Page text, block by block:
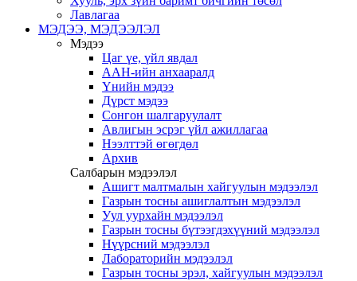
Лавлагаа
МЭДЭЭ, МЭДЭЭЛЭЛ
Мэдээ
Цаг үе, үйл явдал
ААН-ийн анхааралд
Үнийн мэдээ
Дүрст мэдээ
Сонгон шалгаруулалт
Авлигын эсрэг үйл ажиллагаа
Нээлттэй өгөгдөл
Архив
Салбарын мэдээлэл
Ашигт малтмалын хайгуулын мэдээлэл
Газрын тосны ашиглалтын мэдээлэл
Уул уурхайн мэдээлэл
Газрын тосны бүтээгдэхүүний мэдээлэл
Нүүрсний мэдээлэл
Лабораторийн мэдээлэл
Газрын тосны эрэл, хайгуулын мэдээлэл